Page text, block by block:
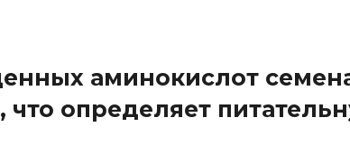
аминокислот
определяет